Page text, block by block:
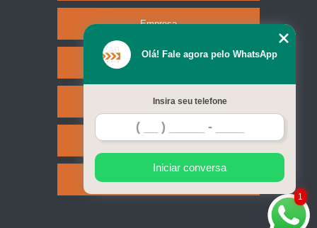
Empresa
Serviços
Contato
Mapa do site
1
Olá! Fale agora pelo WhatsApp
Insira seu telefone
Iniciar conversa